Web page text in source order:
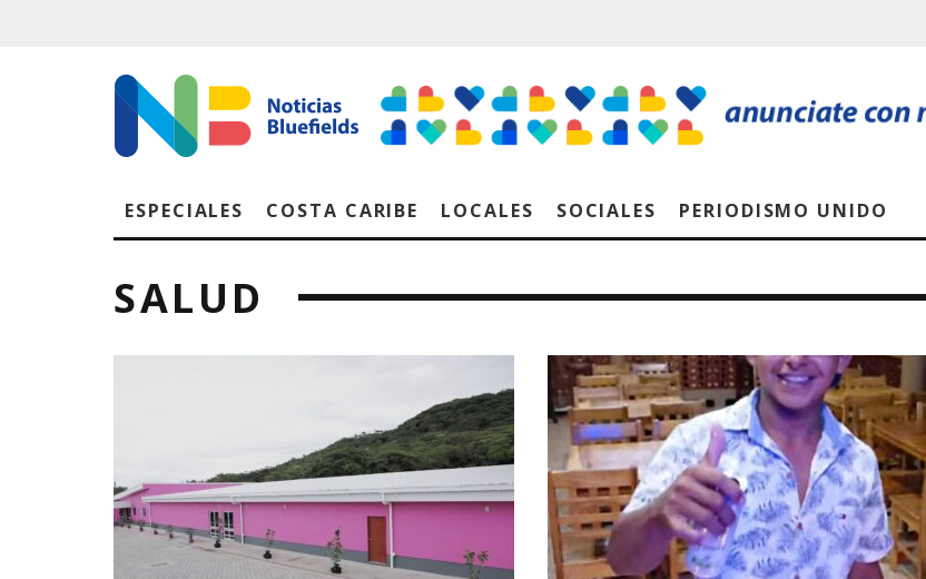
ESPECIALES COSTA CARIBE LOCALES SOCIALES PERIODISMO UNIDO
SALUD